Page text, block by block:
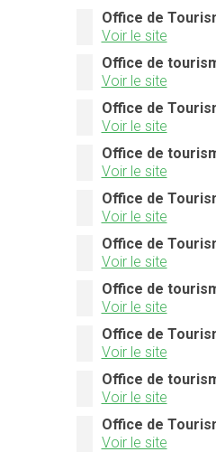
Office de
Voir le site
Office de
Voir le site
Office de
Voir le site
Office de
Voir le site
Office de
Voir le site
Office de
Voir le site
Office de
Voir le site
Office de
Voir le site
Office de
Voir le site
Office de
Voir le site